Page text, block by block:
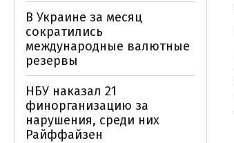
В Украине за месяц
сократились
международные валютные
резервы
НБУ наказал 21
финорганизацию за
нарушения, среди них
Райффайзен